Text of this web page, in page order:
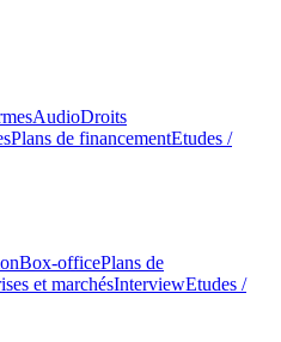
AudioDroits
Plans de financementEtudes /
Box-officePlans de
et marchésInterviewEtudes /